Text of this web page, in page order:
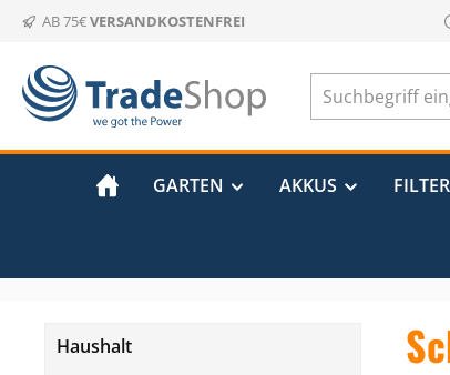
Hauptinhalt springen
Zur Suche springen
Zur Hauptnavigation springen
AB 75€VERSANDKOSTENFREI
GARTEN AKKUS FILTER
Haushalt